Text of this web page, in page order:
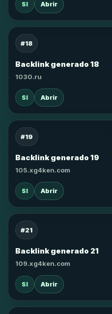
SI Abrir
#18
Backlink generado 18
1030.ru
SI Abrir
#19
Backlink generado 19
105.xg4ken.com
SI Abrir
#21
Backlink generado 21
109.xg4ken.com
SI Abrir